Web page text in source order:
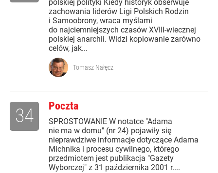
polskiej polityki Kiedy historyk obserwuje
zachowania liderów Ligi Polskich Rodzin
i Samoobrony, wraca myślami
do najciemniejszych czasów XVIII-wiecznej
polskiej anarchii. Widzi kopiowanie zarówno
celów, jak...
Tomasz Nałęcz
Poczta
SPROSTOWANIE W notatce "Adama
nie ma w domu" (nr 24) pojawiły się
nieprawdziwe informacje dotyczące Adama
Michnika i procesu cywilnego, którego
przedmiotem jest publikacja "Gazety
Wyborczej" z 31 października 2001 r....
34